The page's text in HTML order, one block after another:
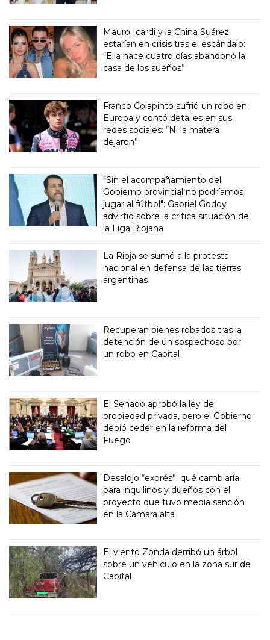
Mauro Icardi y la China Suárez
estarían en crisis tras el escándalo:
“Ella hace cuatro días abandonó la
casa de los sueños”
Franco Colapinto sufrió un robo en
Europa y contó detalles en sus
redes sociales: “Ni la matera
dejaron”
"Sin el acompañamiento del
Gobierno provincial no podríamos
jugar al fútbol": Gabriel Godoy
advirtió sobre la crítica situación de
la Liga Riojana
La Rioja se sumó a la protesta
nacional en defensa de las tierras
argentinas
Recuperan bienes robados tras la
detención de un sospechoso por
un robo en Capital
El Senado aprobó la ley de
propiedad privada, pero el Gobierno
debió ceder en la reforma del
Fuego
Desalojo “exprés”: qué cambiaría
para inquilinos y dueños con el
proyecto que tuvo media sanción
en la Cámara alta
El viento Zonda derribó un árbol
sobre un vehículo en la zona sur de
Capital